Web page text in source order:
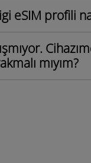
eSIM profili
mıyım?